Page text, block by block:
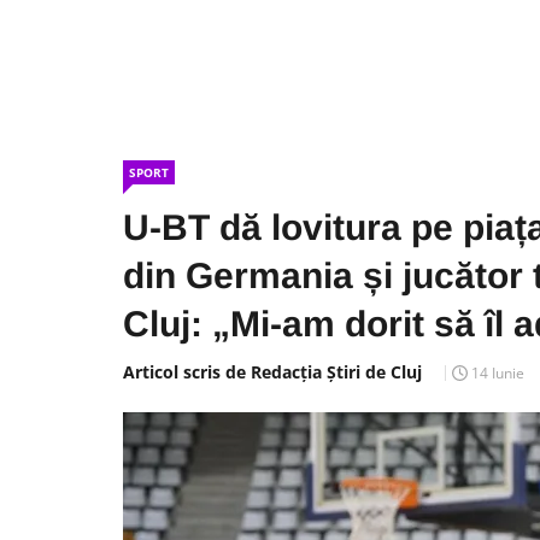
SPORT
U-BT dă lovitura pe
din Germania și jucător
Cluj: „Mi-am dorit să îl
Articol scris de Redacția Știri de Cluj 14 Iunie